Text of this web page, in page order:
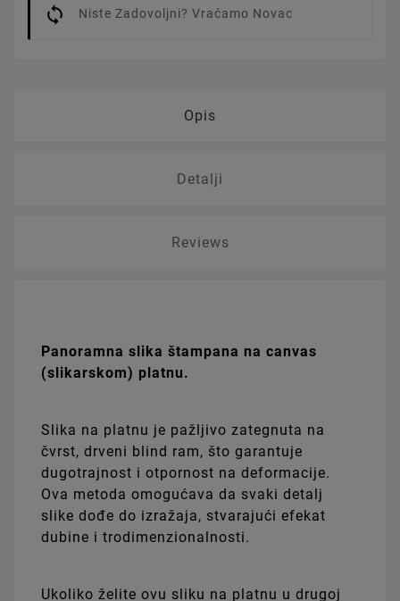
Niste Zadovoljni? Vraćamo Novac
Opis
Detalji
Reviews
Panoramna slika štampana na canvas
(slikarskom) platnu.
Slika na platnu je pažljivo zategnuta na
čvrst, drveni blind ram, što garantuje
dugotrajnost i otpornost na deformacije.
Ova metoda omogućava da svaki detalj
slike dođe do izražaja, stvarajući efekat
dubine i trodimenzionalnosti.
Ukoliko želite ovu sliku na platnu u drugoj